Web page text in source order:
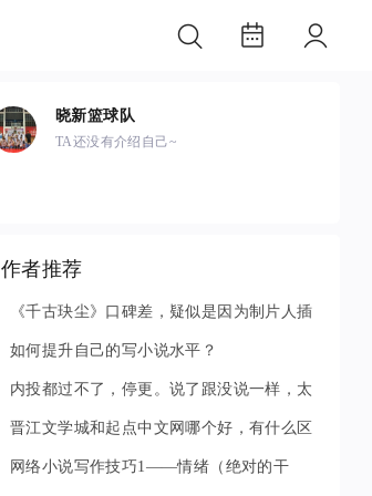
晓新篮球队
TA还没有介绍自己~
作者推荐
《千古玦尘》口碑差，疑似是因为制片人插
如何提升自己的写小说水平？
内投都过不了，停更。说了跟没说一样，太
晋江文学城和起点中文网哪个好，有什么区
网络小说写作技巧1——情绪（绝对的干